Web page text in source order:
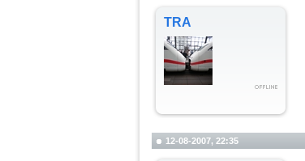
TRA
12-08-2007, 22:35